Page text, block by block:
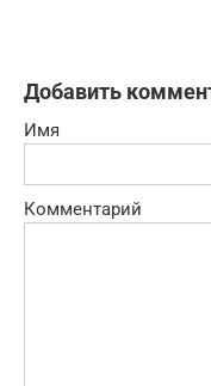
Добавить
Имя
Комментарий